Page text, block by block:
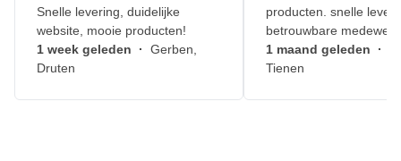
Snelle levering, duidelijke
website, mooie producten!
1 week geleden · Gerben,
Druten
producten. snelle
betrouwbare
1 maand geleden ·
Tienen